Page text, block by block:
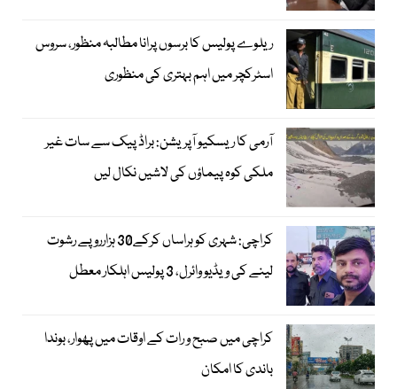
ریلوے پولیس کا برسوں پرانا مطالبہ منظور، سروس
اسٹرکچر میں اہم بہتری کی منظوری
آرمی کا ریسکیو آپریشن: براڈ پیک سے سات غیر
ملکی کوہ پیماؤں کی لاشیں نکال لیں
کراچی: شہری کو ہراساں کرکے30 ہزارروپے رشوت
لینے کی ویڈیو وائرل، 3 پولیس اہلکار معطل
کراچی میں صبح و رات کے اوقات میں پھوار، بوندا
باندی کا امکان